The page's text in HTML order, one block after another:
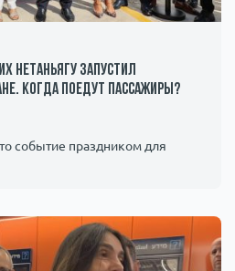
Нетаньягу запустил
Когда поедут пассажиры?
событие праздником для